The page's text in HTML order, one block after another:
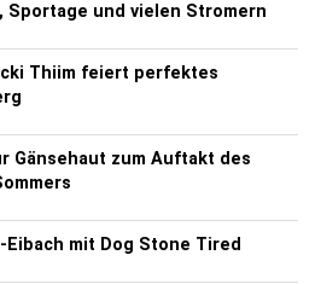
Sportage und vielen Stromern
Thiim feiert perfektes
Gänsehaut zum Auftakt des
mit Dog Stone Tired